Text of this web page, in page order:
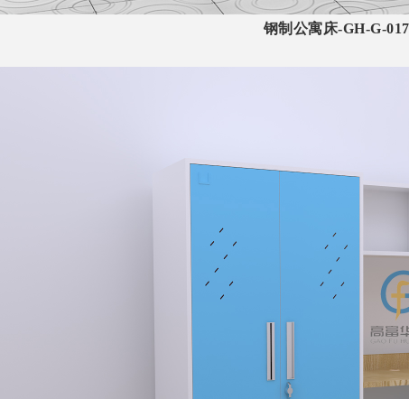
钢制公寓床-GH-G-